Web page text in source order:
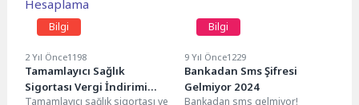
Bilgi
2 Yıl Önce1198
Tamamlayıcı Sağlık
Sigortası Vergi İndirimi
Tamamlayıcı sağlık sigortası ve
Bilgi
9 Yıl Önce1229
Bankadan Sms Şifresi
Gelmiyor 2024
Bankadan sms gelmiyor!